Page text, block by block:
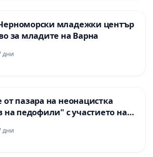
младежки център
за младите на Варна
дни
от пазара на неонацистка
на педофили" с участието на
дни